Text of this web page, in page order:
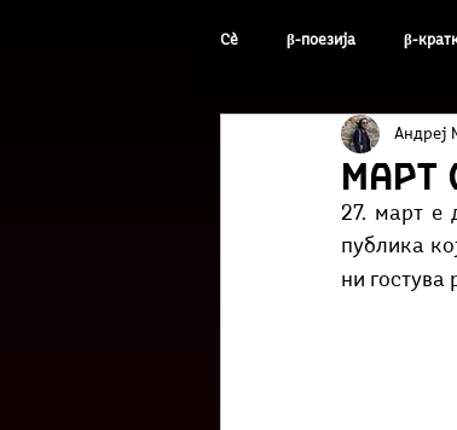
Сè β-поезија β-
β-уметник на неделата
Март
Андреј
27. март е
публика
ни гостува